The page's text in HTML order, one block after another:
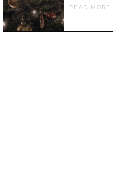
READ MORE